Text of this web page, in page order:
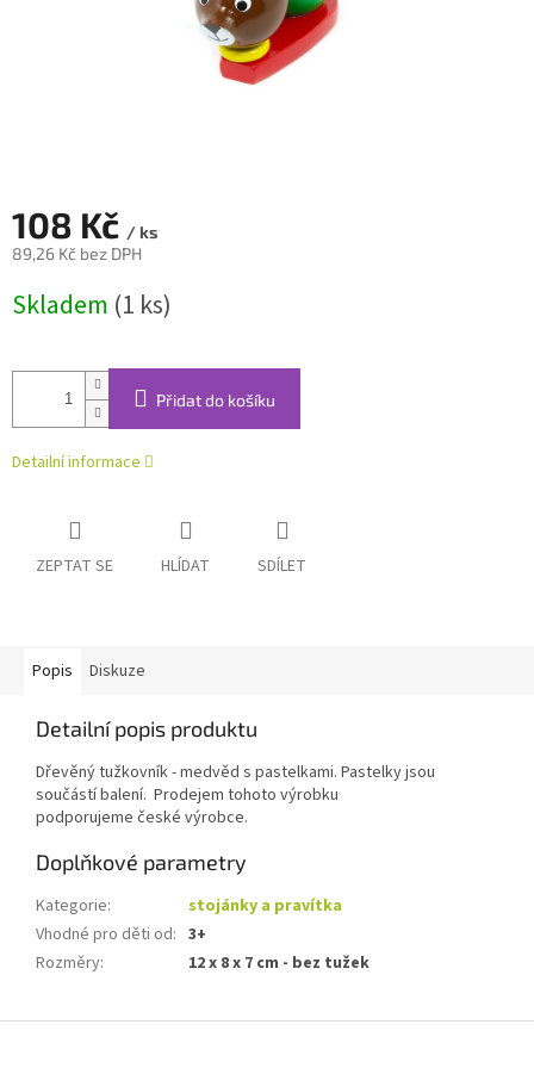
108 Kč / ks
89,26 Kč bez DPH
cena:
Skladem (1 ks)
Přidat do košíku
Detailní informace
ZEPTAT SE HLÍDAT SDÍLET
Popis Diskuze
Detailní popis produktu
Dřevěný tužkovník - medvěd s pastelkami. Pastelky jsou
součástí balení. Prodejem tohoto výrobku
podporujeme české výrobce.
Doplňkové parametry
Kategorie:
stojánky a pravítka
Vhodné pro děti od: 3+
Rozměry: 12 x 8 x 7 cm - bez tužek